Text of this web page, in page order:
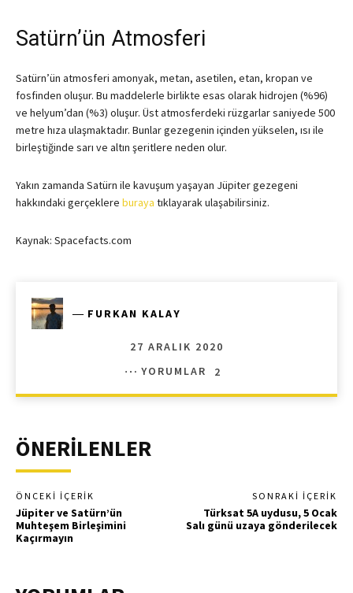
Satürn’ün Atmosferi
Satürn’ün atmosferi amonyak, metan, asetilen, etan, kropan ve
fosfinden oluşur. Bu maddelerle birlikte esas olarak hidrojen (%96)
ve helyum’dan (%3) oluşur. Üst atmosferdeki rüzgarlar saniyede 500
metre hıza ulaşmaktadır. Bunlar gezegenin içinden yükselen, ısı ile
birleştiğinde sarı ve altın şeritlere neden olur.
Yakın zamanda Satürn ile kavuşum yaşayan Jüpiter gezegeni
hakkındaki gerçeklere buraya tıklayarak ulaşabilirsiniz.
Kaynak: Spacefacts.com
― FURKAN KALAY
27 ARALIK 2020
YORUMLAR
2
ÖNERİLENLER
ÖNCEKI İÇERIK
Jüpiter ve Satürn’ün
Muhteşem Birleşimini
Kaçırmayın
SONRAKI İÇERIK
Türksat 5A uydusu, 5 Ocak
Salı günü uzaya gönderilecek